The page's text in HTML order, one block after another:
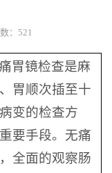
： 521
胃镜检查是麻
胃顺次插至十
变的检查方
要手段。无痛
全面的观察肠